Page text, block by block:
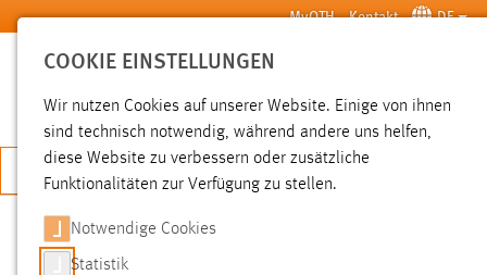
Zum Hauptinhalt springen MyOTH Kontakt DE
SUCHE
JETZT BEWERBEN
SUCHE
COOKIE EINSTELLUNGEN
Wir nutzen Cookies auf unserer Website. Einige von ihnen
sind technisch notwendig, während andere uns helfen,
diese Website zu verbessern oder zusätzliche
Funktionalitäten zur Verfügung zu stellen.
Notwendige Cookies
Statistik